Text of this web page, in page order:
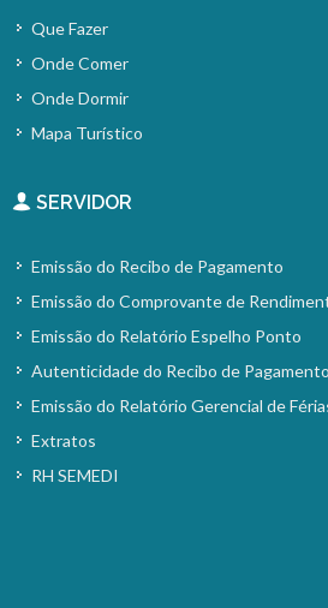
Que Fazer
Onde Comer
Onde Dormir
Mapa Turístico
SERVIDOR
Emissão do Recibo de Pagamento
Emissão do Comprovante de
Emissão do Relatório Espelho Ponto
Autenticidade do Recibo de Pagamento
Emissão do Relatório Gerencial de
Extratos
RH SEMEDI